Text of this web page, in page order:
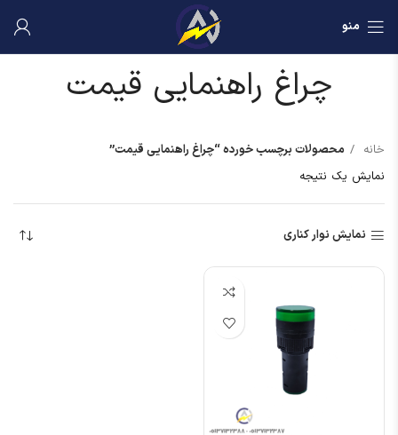
منو
چراغ راهنمایی قیمت
خانه
محصولات برچسب خورده “چراغ راهنمایی قیمت”
نمایش یک نتیجه
نمایش نوار کناری